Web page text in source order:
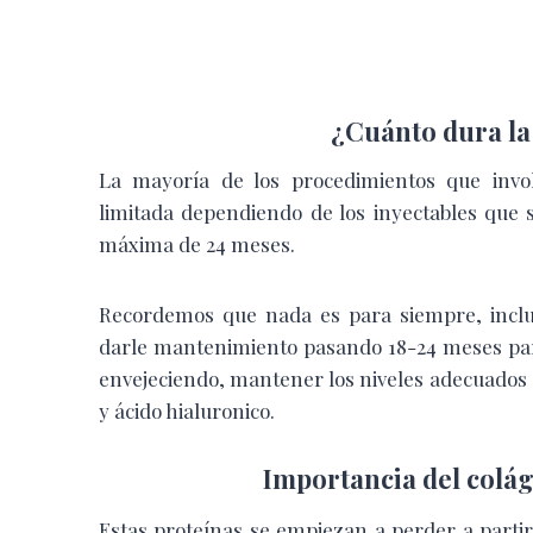
¿Cuánto dura
La mayoría de los procedimientos que
limitada dependiendo de los inyectables
máxima de 24 meses.
Recordemos que nada es para siempre,
darle mantenimiento pasando 18-24 meses
envejeciendo, mantener los niveles
y ácido hialuronico.
Importancia del